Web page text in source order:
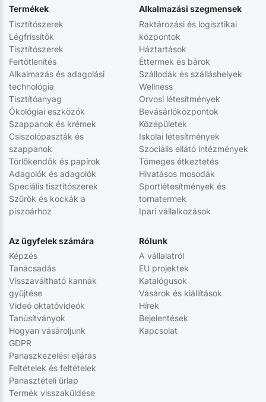
Termékek
Tisztítószerek
Légfrissítők
Tisztítószerek
Fertőtlenítés
Alkalmazás és adagolási
technológia
Tisztítóanyag
Ökológiai eszközök
Szappanok és krémek
Csiszolópaszták és
szappanok
Törlőkendők és papírok
Adagolók és adagolók
Speciális tisztítószerek
Szűrők és kockák a
piszoárhoz
Alkalmazási szegmensek
Raktározási és logisztikai
központok
Háztartások
Éttermek és bárok
Szállodák és szálláshelyek
Wellness
Orvosi létesítmények
Bevásárlóközpontok
Középületek
Iskolai létesítmények
Szociális ellátó intézmények
Tömeges étkeztetés
Hivatásos mosodák
Sportlétesítmények és
tornatermek
Ipari vállalkozások
Az ügyfelek számára
Képzés
Tanácsadás
Visszaváltható kannák
gyűjtése
Videó oktatóvideók
Tanúsítványok
Hogyan vásároljunk
GDPR
Panaszkezelési eljárás
Feltételek és feltételek
Panasztételi űrlap
Termék visszaküldése
Rólunk
A vállalatról
EU projektek
Katalógusok
Vásárok és kiállítások
Hírek
Bejelentések
Kapcsolat